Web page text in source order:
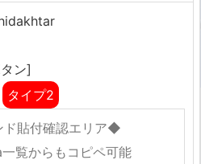
ン]
タイプ2